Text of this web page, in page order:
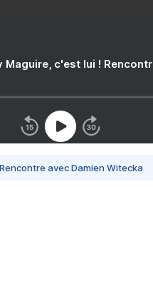
c'est lui !
avec Damien Witecka